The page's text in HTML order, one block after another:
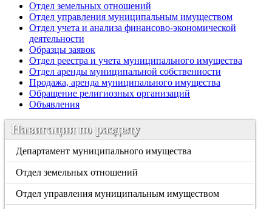
Отдел земельных отношений
Отдел управления муниципальным имуществом
Отдел учета и анализа финансово-экономической
деятельности
Образцы заявок
Отдел реестра и учета муниципального имущества
Отдел аренды муниципальной собственности
Продажа, аренда муниципального имущества
Обращение религиозных организаций
Объявления
Навигация по разделу
Департамент муниципального имущества
Отдел земельных отношений
Отдел управления муниципальным имуществом